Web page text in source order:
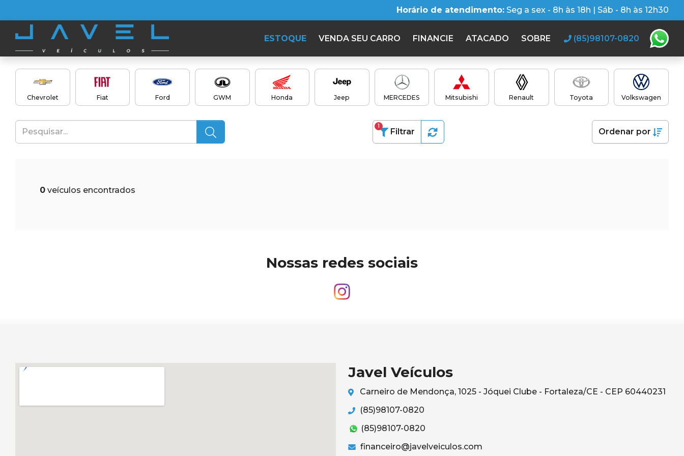
Horário de atendimento: Seg a sex - 8h às 18h | Sáb - 8h às 12h30
ESTOQUE VENDA SEU CARRO FINANCIE ATACADO SOBRE (85)98107-0820
Chevrolet Fiat Ford GWM Honda Jeep MERCEDES Mitsubishi Renault Toyota Volkswagen
Filtrar
1
Ordenar por
0 veículos encontrados
Nossas redes sociais
Javel Veículos
Carneiro de Mendonça, 1025 - Jóquei Clube - Fortaleza/CE - CEP 60440231
(85)98107-0820
(85)98107-0820
financeiro@javelveiculos.com